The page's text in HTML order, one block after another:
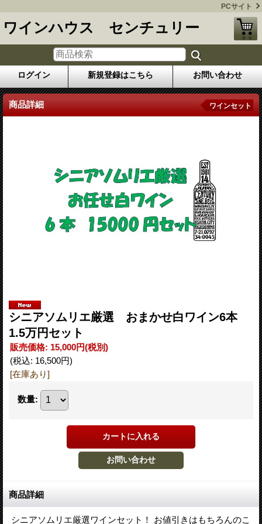
PCサイト
ワインハウス センチュリー
ログイン 新規登録はこちら お問い合わせ
商品詳細 ワインセット
シニアソムリエ厳選 おまかせ白ワイン6本
1.5万円セット
販売価格: 15,000円(税別)
(税込: 16,500円)
[在庫あり]
数量:
商品詳細
シニアソムリエ厳選ワインセット！ お値引きはもちろんのこ